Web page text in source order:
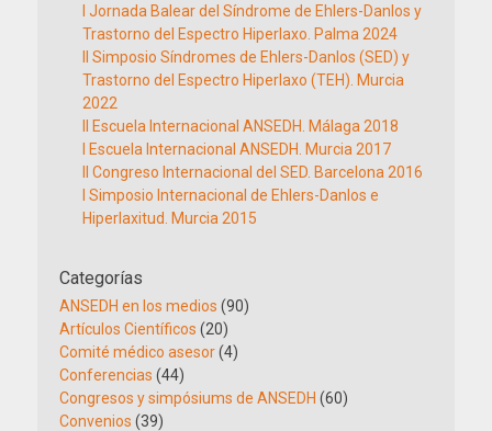
I Jornada Balear del Síndrome de Ehlers-Danlos y
Trastorno del Espectro Hiperlaxo. Palma 2024
II Simposio Síndromes de Ehlers-Danlos (SED) y
Trastorno del Espectro Hiperlaxo (TEH). Murcia
2022
II Escuela Internacional ANSEDH. Málaga 2018
I Escuela Internacional ANSEDH. Murcia 2017
II Congreso Internacional del SED. Barcelona 2016
I Simposio Internacional de Ehlers-Danlos e
Hiperlaxitud. Murcia 2015
Categorías
ANSEDH en los medios (90)
Artículos Científicos (20)
Comité médico asesor(4)
Conferencias (44)
Congresos y simpósiums de ANSEDH (60)
Convenios (39)